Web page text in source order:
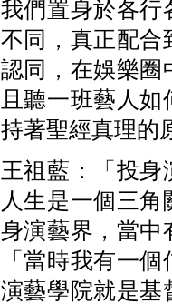
我們置身於各行
不同，真正配合
認同，在娛樂圈
且聽一班藝人
持著聖經真理的
王祖藍：「投身
人生是一個三
身演藝界，當中
「當時我有一
演藝學院就是基